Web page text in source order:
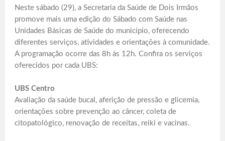
Neste sábado (29), a Secretaria da Saúde de Dois Irmãos
promove mais uma edição do Sábado com Saúde nas
Unidades Básicas de Saúde do município, oferecendo
diferentes serviços, atividades e orientações à comunidade.
A programação ocorre das 8h às 12h. Confira os serviços
oferecidos por cada UBS:
UBS Centro
Avaliação da saúde bucal, aferição de pressão e glicemia,
orientações sobre prevenção ao câncer, coleta de
citopatológico, renovação de receitas, reiki e vacinas.